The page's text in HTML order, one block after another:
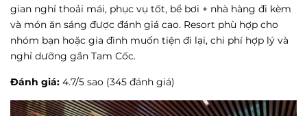
gian nghỉ thoải mái, phục vụ tốt, bể bơi + nhà hàng đi kèm
và món ăn sáng được đánh giá cao. Resort phù hợp cho
nhóm bạn hoặc gia đình muốn tiện đi lại, chi phí hợp lý và
nghỉ dưỡng gần Tam Cốc.
Đánh giá: 4.7/5 sao (345 đánh giá)